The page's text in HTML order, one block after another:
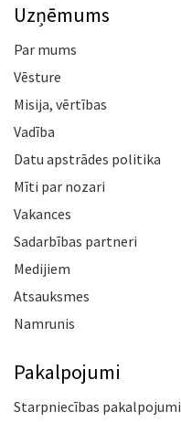
Uzņēmums
Par mums
Vēsture
Misija, vērtības
Vadība
Datu apstrādes politika
Mīti par nozari
Vakances
Sadarbības partneri
Medijiem
Atsauksmes
Namrunis
Pakalpojumi
Starpniecības pakalpojumi